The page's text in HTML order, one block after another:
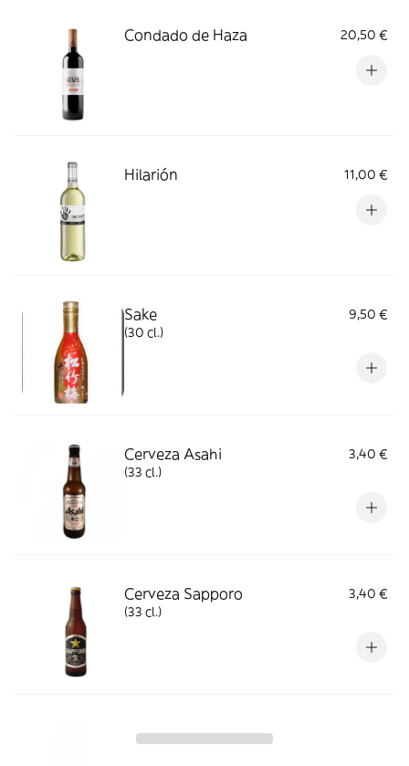
Condado de Haza 20,50 €
Hilarión 11,00 €
Sake
9,50 €
(30 cl.)
Cerveza Asahi
3,40 €
(33 cl.)
Cerveza Sapporo
3,40 €
(33 cl.)
Cerveza Kirin